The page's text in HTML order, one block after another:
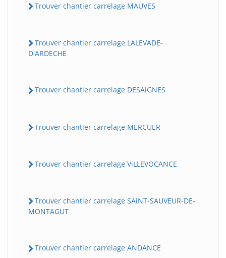
Trouver chantier carrelage MAUVES
Trouver chantier carrelage LALEVADE-
D'ARDECHE
Trouver chantier carrelage DESAiGNES
Trouver chantier carrelage MERCUER
Trouver chantier carrelage ViLLEVOCANCE
Trouver chantier carrelage SAiNT-SAUVEUR-DE-
MONTAGUT
Trouver chantier carrelage ANDANCE